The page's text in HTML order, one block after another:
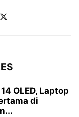
OLED, Laptop
di